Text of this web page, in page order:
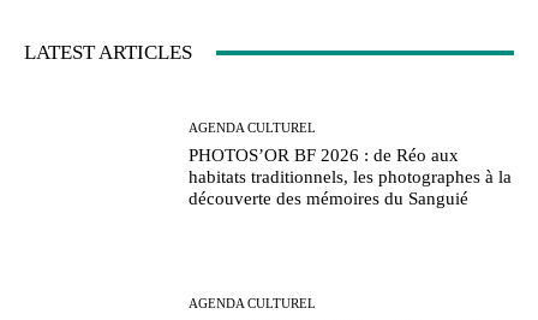
LATEST ARTICLES
AGENDA CULTUREL
PHOTOS’OR BF 2026 : de Réo aux
habitats traditionnels, les photographes à la
découverte des mémoires du Sanguié
AGENDA CULTUREL